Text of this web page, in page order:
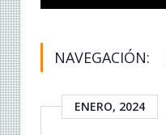
NAVEGACIÓN:
ENERO, 2024